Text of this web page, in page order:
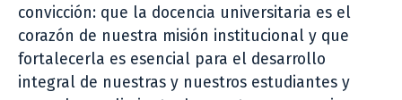
convicción: que la docencia universitaria es el
corazón de nuestra misión institucional y que
fortalecerla es esencial para el desarrollo
integral de nuestras y nuestros estudiantes y